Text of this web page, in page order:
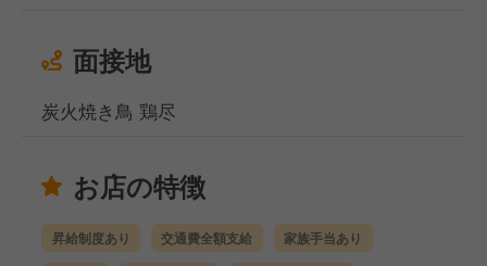
面接地
炭火焼き鳥 鶏尽
お店の特徴
昇給制度あり 交通費全額支給 家族手当あり